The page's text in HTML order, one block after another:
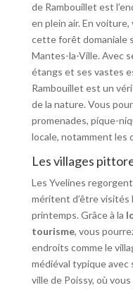
de Rambouillet est
en plein air. En
cette forêt domaniale
Mantes-la-Ville. Avec
étangs et ses vastes
Rambouillet est un
de la nature. Vous
promenades, pique-
locale, notamment les
Les villages
Les Yvelines
méritent d’être visités
printemps. Grâce à la
tourisme, vous
endroits comme le
médiéval typique avec
ville de Poissy, où